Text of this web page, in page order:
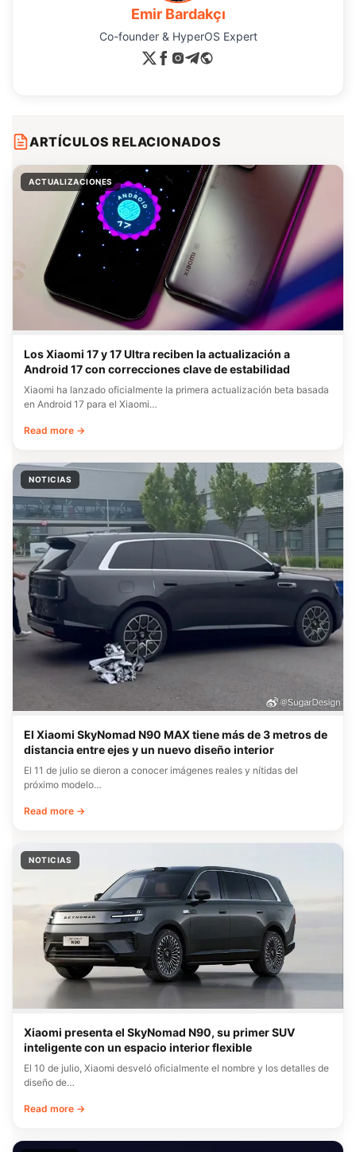
Emir Bardakçı
Co-founder & HyperOS Expert
ARTÍCULOS RELACIONADOS
ACTUALIZACIONES
Los Xiaomi 17 y 17 Ultra reciben la actualización a
Android 17 con correcciones clave de estabilidad
Xiaomi ha lanzado oficialmente la primera actualización beta basada
en Android 17 para el Xiaomi…
Read more →
NOTICIAS
El Xiaomi SkyNomad N90 MAX tiene más de 3 metros de
distancia entre ejes y un nuevo diseño interior
El 11 de julio se dieron a conocer imágenes reales y nítidas del
próximo modelo…
Read more →
NOTICIAS
Xiaomi presenta el SkyNomad N90, su primer SUV
inteligente con un espacio interior flexible
El 10 de julio, Xiaomi desveló oficialmente el nombre y los detalles de
diseño de…
Read more →